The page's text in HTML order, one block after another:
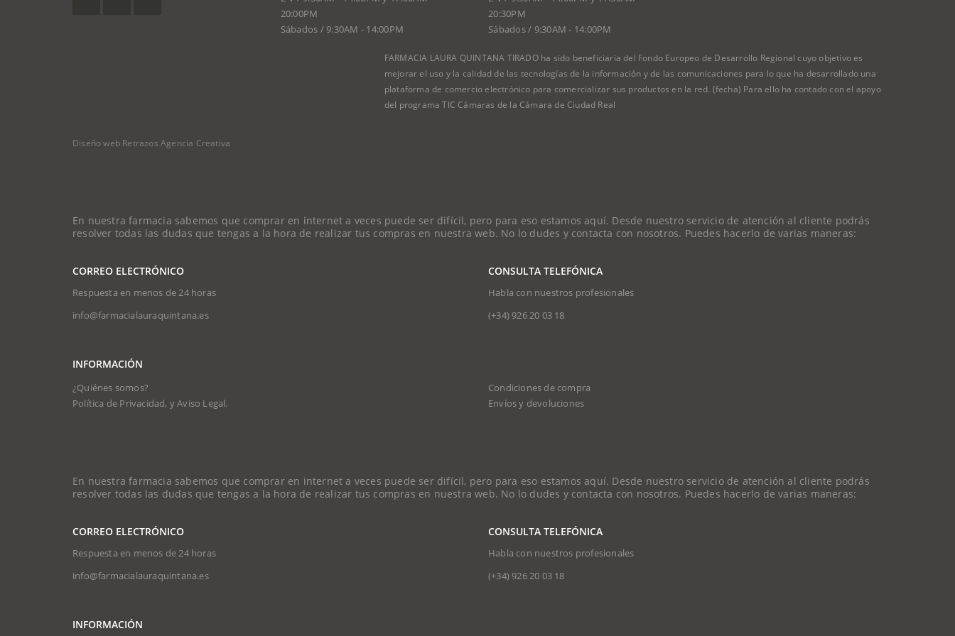
20:00PM
Sábados / 9:30AM - 14:00PM
20:30PM
Sábados / 9:30AM - 14:00PM
FARMACIA LAURA QUINTANA TIRADO ha sido beneficiaria del Fondo Europeo de Desarrollo Regional cuyo objetivo es
mejorar el uso y la calidad de las tecnologías de la información y de las comunicaciones para lo que ha desarrollado una
plataforma de comercio electrónico para comercializar sus productos en la red. (fecha) Para ello ha contado con el apoyo
del programa TIC Cámaras de la Cámara de Ciudad Real
Diseño web Retrazos Agencia Creativa
En nuestra farmacia sabemos que comprar en internet a veces puede ser difícil, pero para eso estamos aquí. Desde nuestro servicio de atención al cliente podrás
resolver todas las dudas que tengas a la hora de realizar tus compras en nuestra web. No lo dudes y contacta con nosotros. Puedes hacerlo de varias maneras:
CORREO ELECTRÓNICO
Respuesta en menos de 24 horas
info@farmacialauraquintana.es
CONSULTA TELEFÓNICA
Habla con nuestros profesionales
(+34) 926 20 03 18
INFORMACIÓN
¿Quiénes somos?
Política de Privacidad, y Aviso Legal.
Condiciones de compra
Envíos y devoluciones
En nuestra farmacia sabemos que comprar en internet a veces puede ser difícil, pero para eso estamos aquí. Desde nuestro servicio de atención al cliente podrás
resolver todas las dudas que tengas a la hora de realizar tus compras en nuestra web. No lo dudes y contacta con nosotros. Puedes hacerlo de varias maneras:
CORREO ELECTRÓNICO
Respuesta en menos de 24 horas
info@farmacialauraquintana.es
CONSULTA TELEFÓNICA
Habla con nuestros profesionales
(+34) 926 20 03 18
INFORMACIÓN